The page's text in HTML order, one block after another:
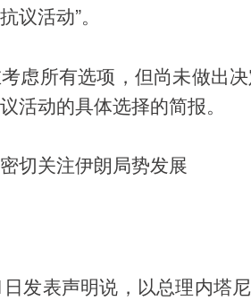
议活动”。
虑所有选项，但尚未做出
活动的具体选择的简报。
切关注伊朗局势发展
发表声明说，以总理内塔